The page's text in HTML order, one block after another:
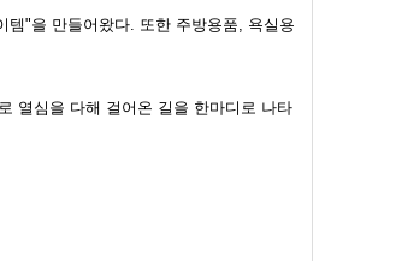
템"을 만들어왔다. 또한 주방용품, 욕실용
열심을 다해 걸어온 길을 한마디로 나타